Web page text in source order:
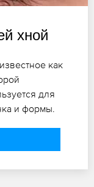
хной
как
для
и формы.